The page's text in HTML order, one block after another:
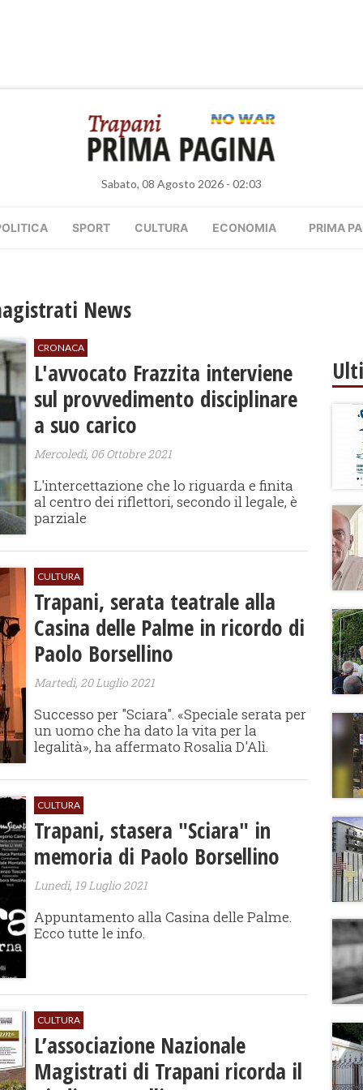
Sabato, 08 Agosto 2026 - 02:03
SPORT CULTURA ECONOMIA PRIMA
News
CRONACA
L'avvocato Frazzita interviene
sul provvedimento disciplinare
a suo carico
Mercoledì, 06 Ottobre 2021
L'intercettazione che lo riguarda e finita
al centro dei riflettori, secondo il legale, è
parziale
CULTURA
Trapani, serata teatrale alla
Casina delle Palme in ricordo di
Paolo Borsellino
Martedì, 20 Luglio 2021
Successo per "Sciara". «Speciale serata per
un uomo che ha dato la vita per la
legalità», ha affermato Rosalia D'Alì.
CULTURA
Trapani, stasera "Sciara" in
memoria di Paolo Borsellino
Lunedì, 19 Luglio 2021
Appuntamento alla Casina delle Palme.
Ecco tutte le info.
CULTURA
L’associazione Nazionale
Magistrati di Trapani ricorda il